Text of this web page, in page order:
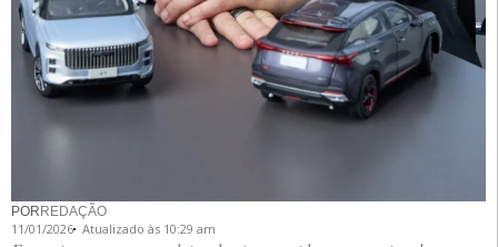
POR REDAÇÃO
11/01/2026 Atualizado às 10:29 am